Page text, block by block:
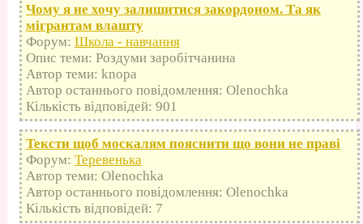
Чому я не хочу залишитися закордоном. Та як
мігрантам влашту
Форум: Школа - навчання
Опис теми: Роздуми заробітчанина
Автор теми: knopa
Автор останнього повідомлення: Olenochka
Кількість відповідей: 901
Тексти щоб москалям пояснити що вони не праві
Форум: Теревенька
Автор теми: Olenochka
Автор останнього повідомлення: Olenochka
Кількість відповідей: 7